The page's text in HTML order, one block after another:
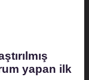
yapan ilk